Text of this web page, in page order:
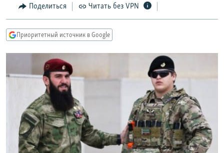
Вернутся
КУЛЬТУРА
КАВКАЗ.РЕАЛИИ
СЕВЕР.РЕАЛИИ
СИБИРЬ.РЕАЛИИ
РАСПИСАНИЕ ВЕЩАНИЯ
ПОДПИШИТЕСЬ НА РАССЫЛКУ
СОЦИАЛЬНЫЕ СЕТИ
Поделиться Читать без VPN
Приоритетный источник в Google